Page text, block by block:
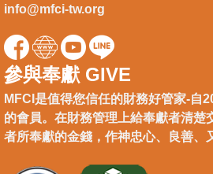
info@mfci-tw.org
參與奉獻 GIVE
MFCI是值得您信任的財務好管家-自
的會員。在財務管理上給奉獻者清楚
者所奉獻的金錢，作神忠心、良善、